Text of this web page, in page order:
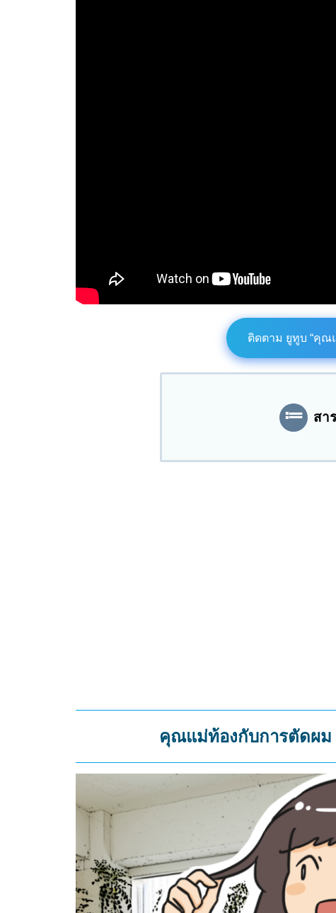
ติดตาม ยูทูบ “คุณ
สา
คุณแม่ท้องกับการตัดผ